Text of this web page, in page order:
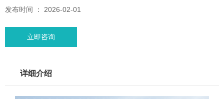
发布时间 ： 2026-02-01
立即咨询
详细介绍